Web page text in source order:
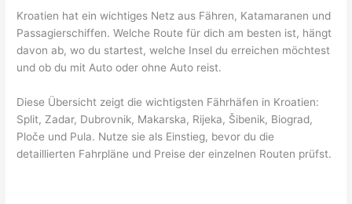
Kroatien hat ein wichtiges Netz aus Fähren, Katamaranen und
Passagierschiffen. Welche Route für dich am besten ist, hängt
davon ab, wo du startest, welche Insel du erreichen möchtest
und ob du mit Auto oder ohne Auto reist.
Diese Übersicht zeigt die wichtigsten Fährhäfen in Kroatien:
Split, Zadar, Dubrovnik, Makarska, Rijeka, Šibenik, Biograd,
Ploče und Pula. Nutze sie als Einstieg, bevor du die
detaillierten Fahrpläne und Preise der einzelnen Routen prüfst.